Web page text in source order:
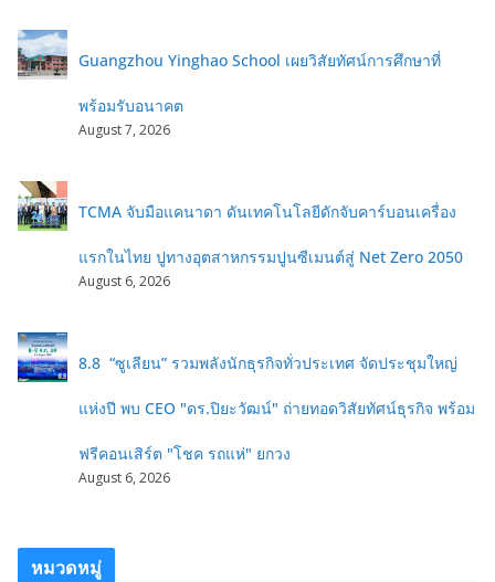
Guangzhou Yinghao School เผยวิสัยทัศน์การศึกษาที่
พร้อมรับอนาคต
August 7, 2026
TCMA จับมือแคนาดา ดันเทคโนโลยีดักจับคาร์บอนเครื่อง
แรกในไทย ปูทางอุตสาหกรรมปูนซีเมนต์สู่ Net Zero 2050
August 6, 2026
8.8 “ซูเลียน” รวมพลังนักธุรกิจทั่วประเทศ จัดประชุมใหญ่
แห่งปี พบ CEO "ดร.ปิยะวัฒน์" ถ่ายทอดวิสัยทัศน์ธุรกิจ พร้อม
ฟรีคอนเสิร์ต "โชค รถแห่" ยกวง
August 6, 2026
หมวดหมู่